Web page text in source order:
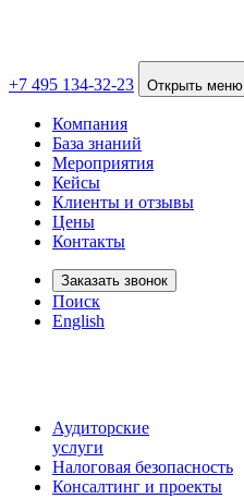
+7 495 134-32-23 Открыть меню
Компания
База знаний
Мероприятия
Кейсы
Клиенты и отзывы
Цены
Контакты
Заказать звонок
Поиск
English
Аудиторские
услуги
Налоговая безопасность
Консалтинг и проекты